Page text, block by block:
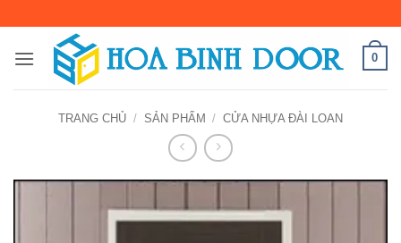
nội
0
TRANG CHỦ / SẢN PHẨM / CỬA NHỰA ĐÀI LOAN